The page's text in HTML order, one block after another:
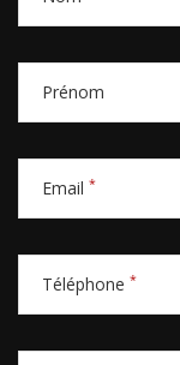
Prénom
Email *
Téléphone *